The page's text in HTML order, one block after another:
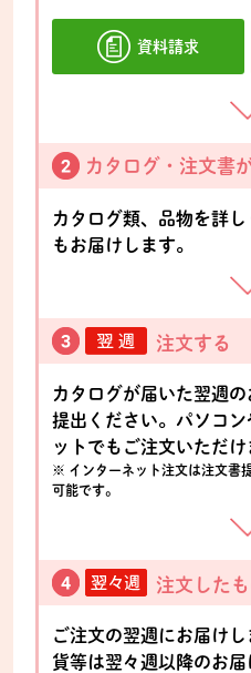
資料請求
カタログ・注文書
カタログ類、品物を詳
もお届けします。
注文する
カタログが届いた翌週
提出ください。パソコ
ットでもご注文いただけ
※ インターネット注文は注文書
可能です。
注文した
ご注文の翌週にお届け
貨等は翌々週以降のお